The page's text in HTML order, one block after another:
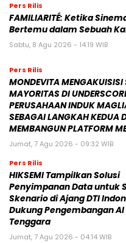
Pers Rilis
FAMILIARITÉ: Ketika
Bertemu dalam Sebuah
Sabtu, 8 Agu 2026 - 14:19 WIB
Pers Rilis
MONDEVITA
MAYORITAS DI
PERUSAHAAN INDUK
SEBAGAI LANGKAH KEDUA
MEMBANGUN PLATFORM
Jumat, 7 Agu 2026 - 09:32 WIB
Pers Rilis
HIKSEMI Tampilkan Solusi
Penyimpanan Data untuk
Skenario di Ajang DTI
Dukung Pengembangan AI
Tenggara
Jumat, 7 Agu 2026 - 04:14 WIB